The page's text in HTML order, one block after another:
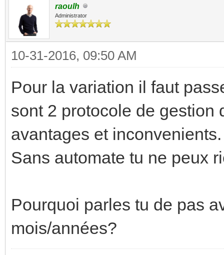
raoulh
Administrator
10-31-2016, 09:50 AM
Pour la variation il faut
sont 2 protocole de gestion
avantages et inconvenients.
Sans automate tu ne peux
Pourquoi parles tu de pas
mois/années?